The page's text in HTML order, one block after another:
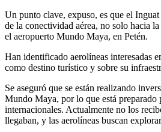
Un punto clave, expuso, es que el
de la conectividad aérea, no solo hacia
el aeropuerto Mundo Maya, en Petén.
Han identificado aerolíneas interesadas
como destino turístico y sobre su
Se aseguró que se están realizando
Mundo Maya, por lo que está preparado
internacionales. Actualmente no los
llegaban, y las aerolíneas buscan